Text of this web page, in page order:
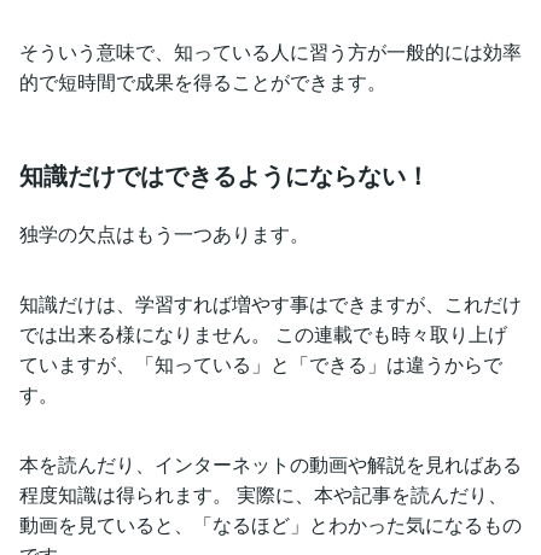
そういう意味で、知っている人に習う方が一般的には効率
的で短時間で成果を得ることができます。
知識だけではできるようにならない！
独学の欠点はもう一つあります。
知識だけは、学習すれば増やす事はできますが、これだけ
では出来る様になりません。 この連載でも時々取り上げ
ていますが、「知っている」と「できる」は違うからで
す。
本を読んだり、インターネットの動画や解説を見ればある
程度知識は得られます。 実際に、本や記事を読んだり、
動画を見ていると、「なるほど」とわかった気になるもの